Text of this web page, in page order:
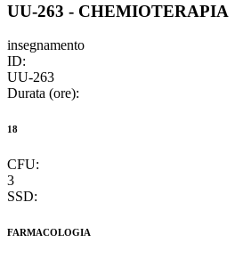
UU-263 - CHEMIOTERAPIA
insegnamento
ID:
UU-263
Durata (ore):
18
CFU:
3
SSD:
FARMACOLOGIA